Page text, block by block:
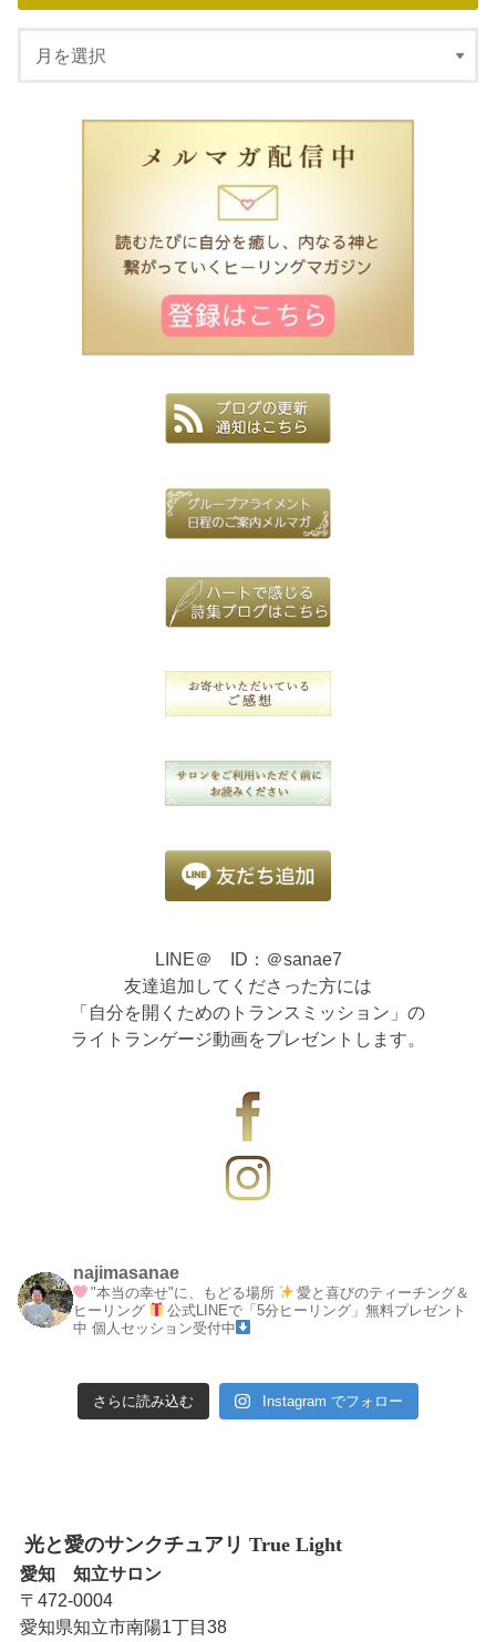
LINE＠ ID：＠sanae7
友達追加してくださった方には
「自分を開くためのトランスミッション」の
ライトランゲージ動画をプレゼントします。
najimasanae
"本当の幸せ"に、もどる場所
愛と喜びのティーチング＆
ヒーリング
公式LINEで「5分ヒーリング」無料プレゼント
中 個人セッション受付中
さらに読み込む Instagram でフォロー
光と愛のサンクチュアリ True Light
愛知 知立サロン
〒472-0004
愛知県知立市南陽1丁目38